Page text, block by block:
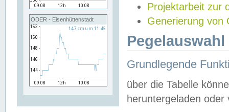
ODER - Eisenhüttenstadt
Projektarbeit zur
Generierung von
Grundlegende
über die Tabelle
heruntergeladen oder